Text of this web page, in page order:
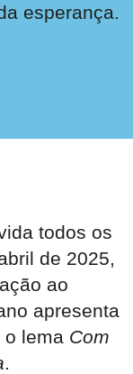
esperança.
todos os
de 2025,
ao
apresenta
o lema Com
.